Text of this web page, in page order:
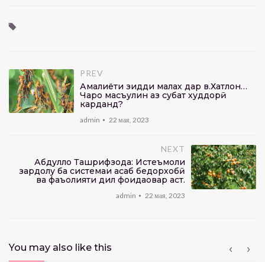
PREV
Амалиёти зидди малах дар в.Хатлон…
Чаро масъулин аз суҳбат худдорӣ
карданд?
admin 22 мая, 2023
NEXT
Абдулло Ташрифзода: Истеъмоли
зардолу ба системаи асаб бедорхобӣ
ва фаъолияти дил фоидаовар аст.
admin 22 мая, 2023
You may also like this